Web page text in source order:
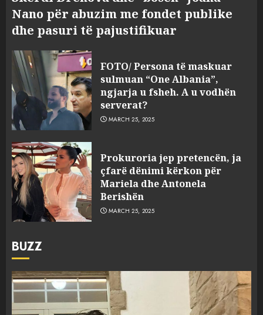
Nano për abuzim me fondet publike
dhe pasuri të pajustifikuar
FOTO/ Persona të maskuar
sulmuan “One Albania”,
ngjarja u fsheh. A u vodhën
serverat?
MARCH 25, 2025
Prokuroria jep pretencën, ja
çfarë dënimi kërkon për
Mariela dhe Antonela
Berishën
MARCH 25, 2025
BUZZ